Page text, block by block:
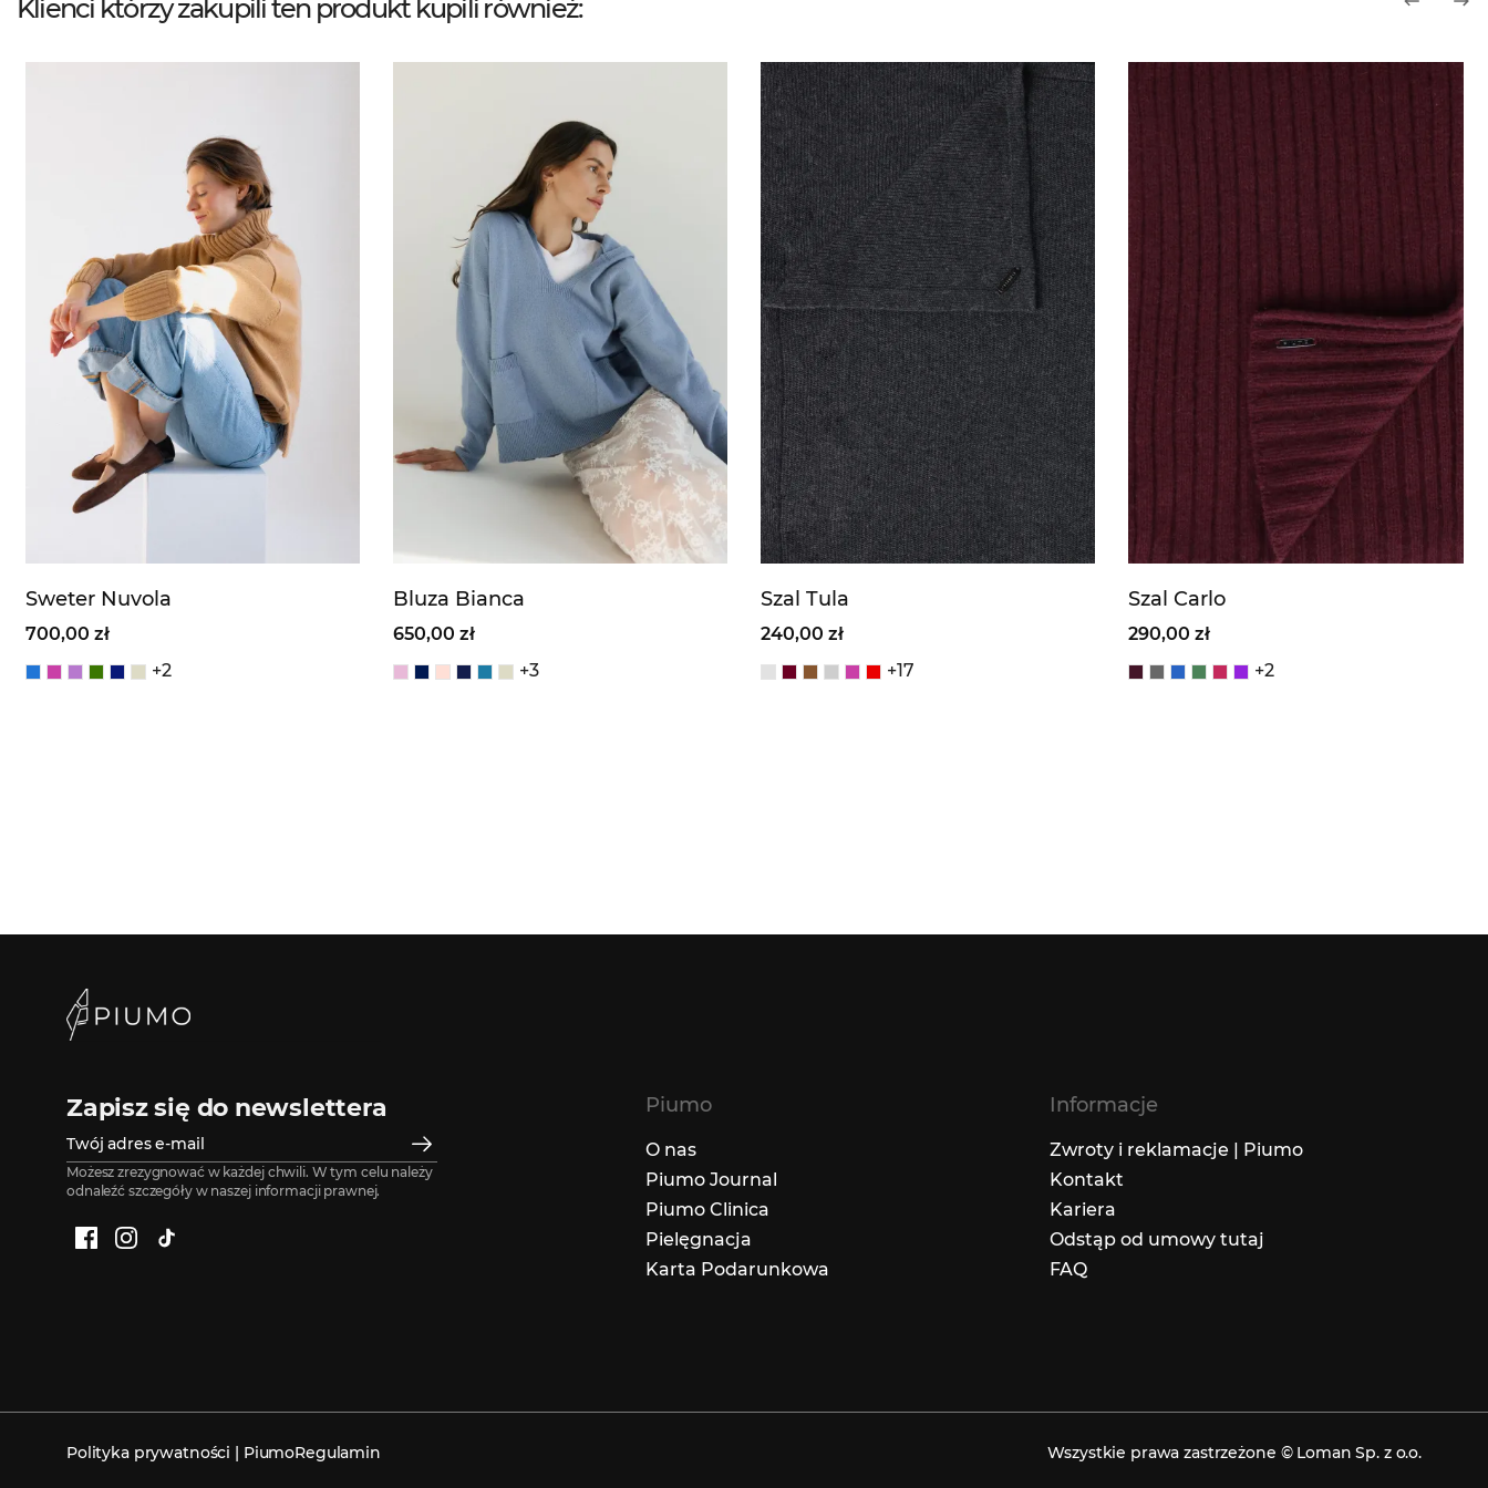
Klienci którzy zakupili ten produkt kupili również:
Sweter Nuvola
700,00 zł
+2
Bluza Bianca
650,00 zł
+3
Szal Tula
240,00 zł
+17
Szal Carlo
290,00 zł
+2
Zapisz się do newslettera
Możesz zrezygnować w każdej chwili. W tym celu należy
odnaleźć szczegóły w naszej informacji prawnej.
Facebook
Instagram
TikTok
Piumo
O nas
Piumo Journal
Piumo Clinica
Pielęgnacja
Karta Podarunkowa
Informacje
Zwroty i reklamacje | Piumo
Kontakt
Kariera
Odstąp od umowy tutaj
FAQ
Polityka prywatności | PiumoRegulamin Wszystkie prawa zastrzeżone © Loman Sp. z o.o.